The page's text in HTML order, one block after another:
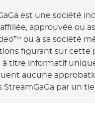
est une société
approuvée ou
ou à sa société
figurant sur cette
à titre informatif
aucune
StreamGaGa par un